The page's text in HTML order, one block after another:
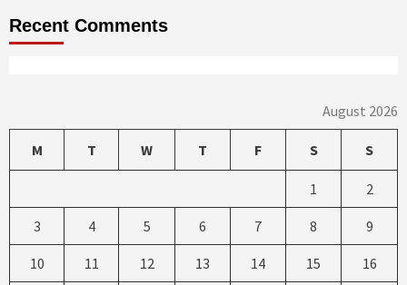
Recent Comments
August 2026
M T W T F S S
1 2
3 4 5 6 7 8 9
10 11 12 13 14 15 16